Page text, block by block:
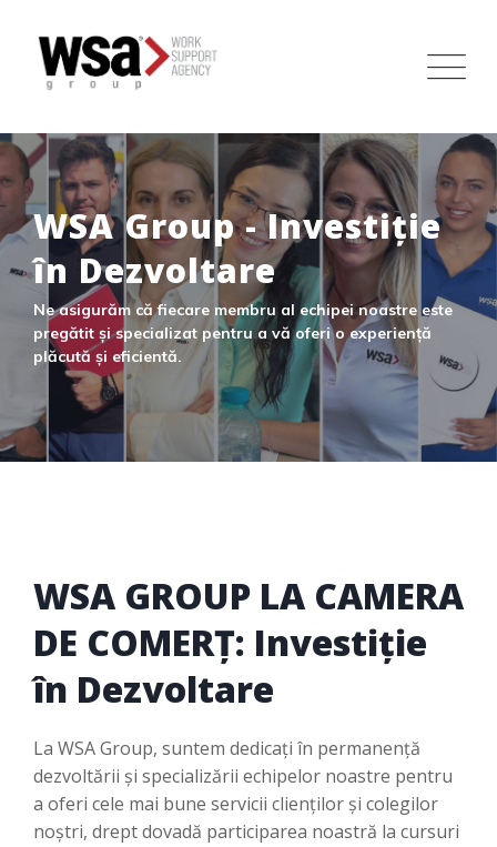
WSA Group - Investiție
în Dezvoltare
Ne asigurăm că fiecare membru al echipei noastre este
pregătit și specializat pentru a vă oferi o experiență
plăcută și eficientă.
WSA GROUP LA CAMERA
DE COMERȚ: Investiție
în Dezvoltare
La WSA Group, suntem dedicați în permanență
dezvoltării și specializării echipelor noastre pentru
a oferi cele mai bune servicii clienților și colegilor
noștri, drept dovadă participarea noastră la cursuri